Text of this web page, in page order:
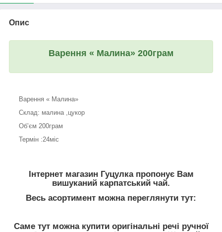
Опис
Варення « Малина» 200грам
Варення « Малина»
Склад: малина ,цукор
Обʼєм 200грам
Термін :24міс
Інтернет магазин Гуцулка пропонує Вам
вишуканий карпатський чай.
Весь асортимент можна переглянути тут:
Саме тут можна купити оригінальні речі ручної